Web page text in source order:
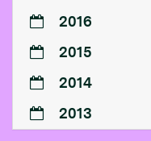
2016
2015
2014
2013